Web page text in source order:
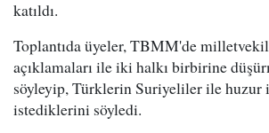
katıldı.
Toplantıda üyeler, TBMM'de
açıklamaları ile iki halkı birbirine
söyleyip, Türklerin Suriyeliler ile huzur
istediklerini söyledi.